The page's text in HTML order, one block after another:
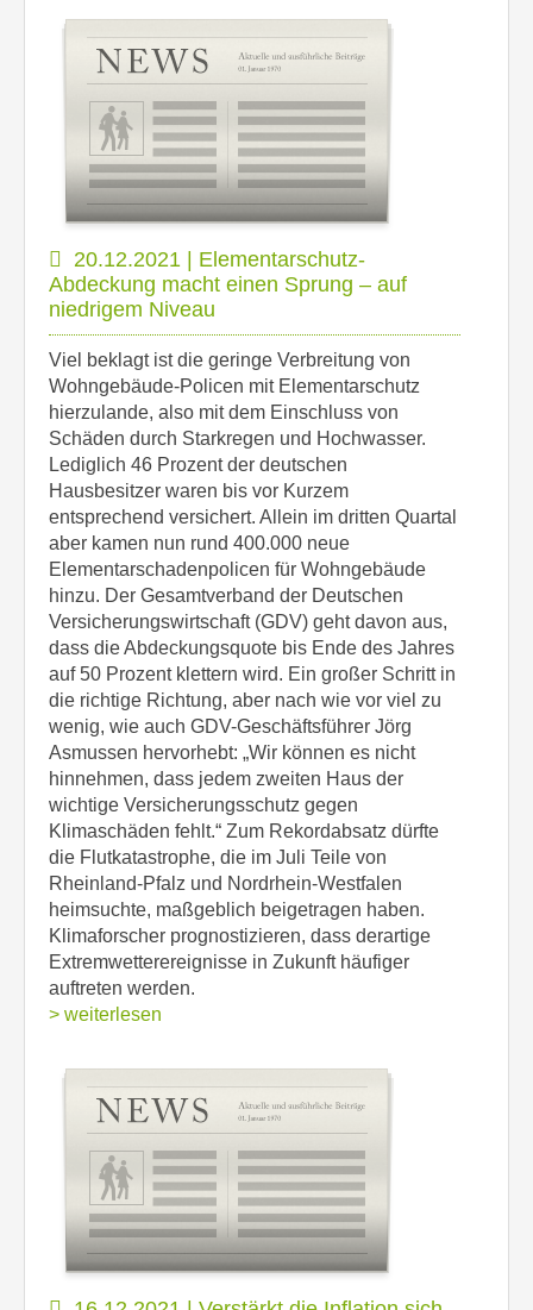
20.12.2021 | Elementarschutz-
Abdeckung macht einen Sprung – auf
niedrigem Niveau
Viel beklagt ist die geringe Verbreitung von
Wohngebäude-Policen mit Elementarschutz
hierzulande, also mit dem Einschluss von
Schäden durch Starkregen und Hochwasser.
Lediglich 46 Prozent der deutschen
Hausbesitzer waren bis vor Kurzem
entsprechend versichert. Allein im dritten Quartal
aber kamen nun rund 400.000 neue
Elementarschadenpolicen für Wohngebäude
hinzu. Der Gesamtverband der Deutschen
Versicherungswirtschaft (GDV) geht davon aus,
dass die Abdeckungsquote bis Ende des Jahres
auf 50 Prozent klettern wird. Ein großer Schritt in
die richtige Richtung, aber nach wie vor viel zu
wenig, wie auch GDV-Geschäftsführer Jörg
Asmussen hervorhebt: „Wir können es nicht
hinnehmen, dass jedem zweiten Haus der
wichtige Versicherungsschutz gegen
Klimaschäden fehlt.“ Zum Rekordabsatz dürfte
die Flutkatastrophe, die im Juli Teile von
Rheinland-Pfalz und Nordrhein-Westfalen
heimsuchte, maßgeblich beigetragen haben.
Klimaforscher prognostizieren, dass derartige
Extremwetterereignisse in Zukunft häufiger
auftreten werden.
> weiterlesen